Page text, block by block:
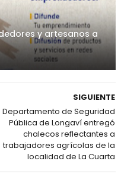
y artesanos a
SIGUIENTE
Departamento de Seguridad
Pública de Longaví entregó
chalecos reflectantes a
trabajadores agrícolas de la
localidad de La Cuarta